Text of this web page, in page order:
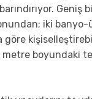
Geniş
iki banyo-
göre
metre boyundaki